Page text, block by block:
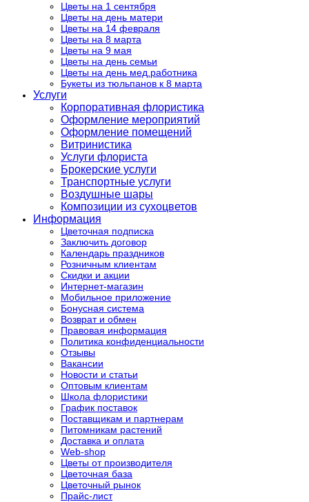
Цветы на 1 сентября
Цветы на день матери
Цветы на 14 февраля
Цветы на 8 марта
Цветы на 9 мая
Цветы на день семьи
Цветы на день мед.работника
Букеты из тюльпанов к 8 марта
Услуги
Корпоративная флористика
Оформление мероприятий
Оформление помещений
Витринистика
Услуги флориста
Брокерские услуги
Транспортные услуги
Воздушные шары
Композиции из сухоцветов
Информация
Цветочная подписка
Заключить договор
Календарь праздников
Розничным клиентам
Скидки и акции
Интернет-магазин
Мобильное приложение
Бонусная система
Возврат и обмен
Правовая информация
Политика конфиденциальности
Отзывы
Вакансии
Новости и статьи
Оптовым клиентам
Школа флористики
График поставок
Поставщикам и партнерам
Питомникам растений
Доставка и оплата
Web-shop
Цветы от производителя
Цветочная база
Цветочный рынок
Прайс-лист